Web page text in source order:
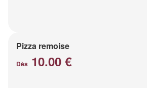
Pizza remoise
Dès 10.00 €